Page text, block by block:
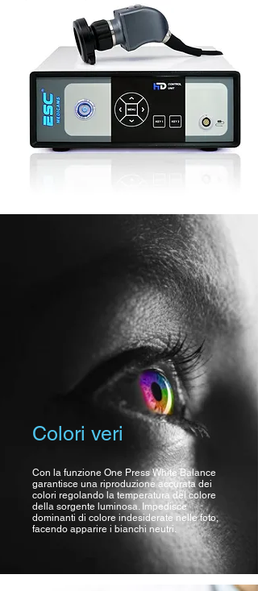
Con la funzione One Press White Balance
garantisce una riproduzione accurata dei
colori regolando la temperatura del colore
della sorgente luminosa. Impedisce
dominanti di colore indesiderate nelle foto,
facendo apparire i bianchi neutri.
Colori veri